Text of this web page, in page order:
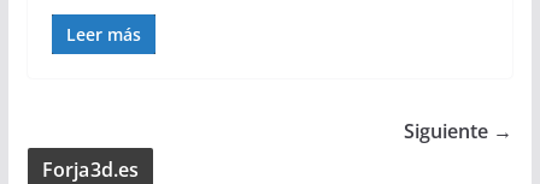
Leer más
Siguiente →
Forja3d.es